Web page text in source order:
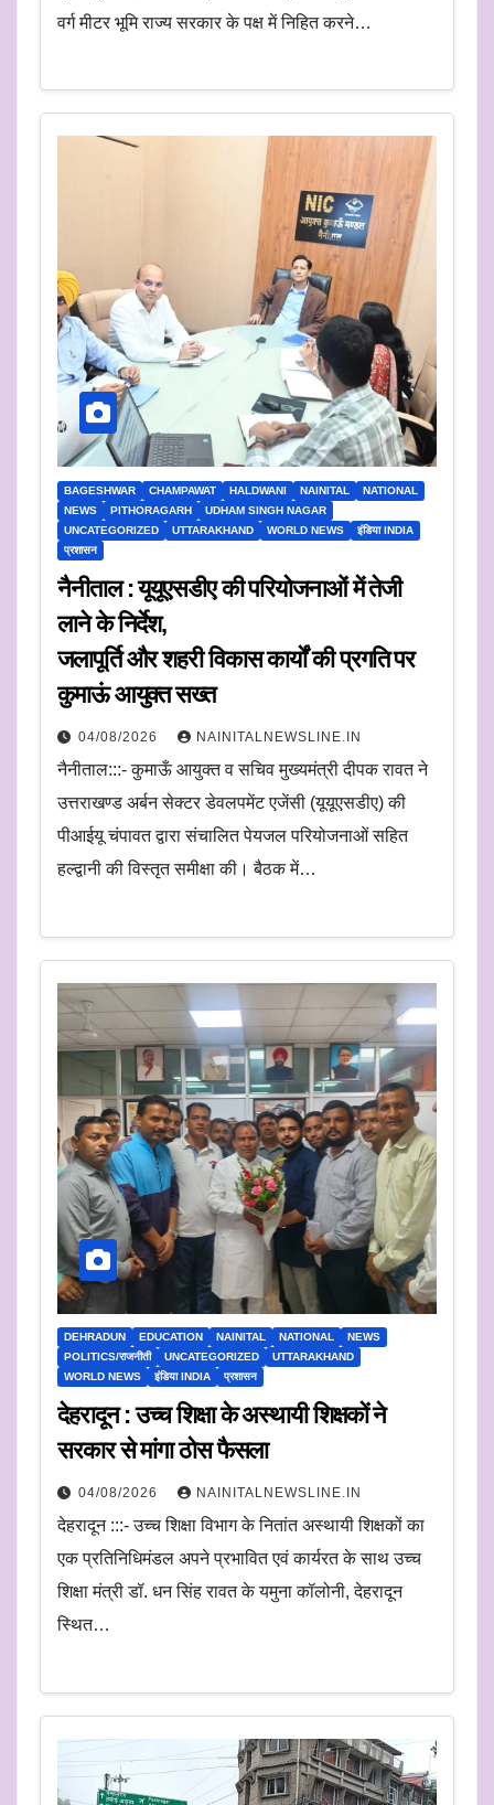
वर्ग मीटर भूमि राज्य सरकार के पक्ष में निहित करने…
BAGESHWAR CHAMPAWAT HALDWANI NAINITAL
NATIONAL
NEWS
PITHORAGARH
UDHAM SINGH NAGAR
UNCATEGORIZED
UTTARAKHAND WORLD NEWS
इंडिया INDIA
प्रशासन
नैनीताल : यूयूएसडीए की परियोजनाओं में तेजी
लाने के निर्देश,
जलापूर्ति और शहरी विकास कार्यों की प्रगति पर
कुमाऊं आयुक्त सख्त
04/08/2026 NAINITALNEWSLINE.IN
नैनीताल:::- कुमाऊँ आयुक्त व सचिव मुख्यमंत्री दीपक रावत ने
उत्तराखण्ड अर्बन सेक्टर डेवलपमेंट एजेंसी (यूयूएसडीए) की
पीआईयू चंपावत द्वारा संचालित पेयजल परियोजनाओं सहित
हल्द्वानी की विस्तृत समीक्षा की। बैठक में…
DEHRADUN EDUCATION NAINITAL NATIONAL
NEWS
POLITICS/राजनीती
UNCATEGORIZED
UTTARAKHAND
WORLD NEWS
इंडिया INDIA प्रशासन
देहरादून : उच्च शिक्षा के अस्थायी शिक्षकों ने
सरकार से मांगा ठोस फैसला
04/08/2026 NAINITALNEWSLINE.IN
देहरादून :::- उच्च शिक्षा विभाग के नितांत अस्थायी शिक्षकों का
एक प्रतिनिधिमंडल अपने प्रभावित एवं कार्यरत के साथ उच्च
शिक्षा मंत्री डॉ. धन सिंह रावत के यमुना कॉलोनी, देहरादून
स्थित…